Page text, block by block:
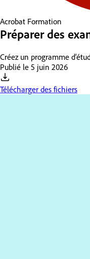
Acrobat Formation
Préparer des
Créez un programme
Publié le 5 juin 2026
Télécharger des fichiers